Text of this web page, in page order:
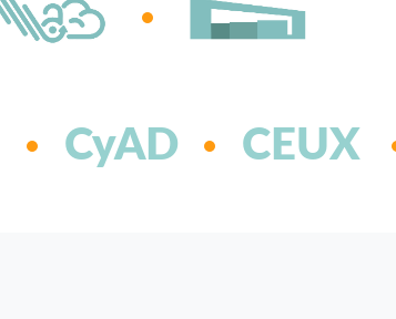
CyAD CEUX